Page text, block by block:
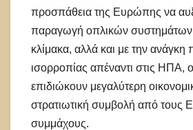
προσπάθεια της Ευρώπης να
παραγωγή οπλικών συστημάτων
κλίμακα, αλλά και με την ανάγκη
ισορροπίας απέναντι στις ΗΠΑ,
επιδιώκουν μεγαλύτερη
στρατιωτική συμβολή από τους
συμμάχους.